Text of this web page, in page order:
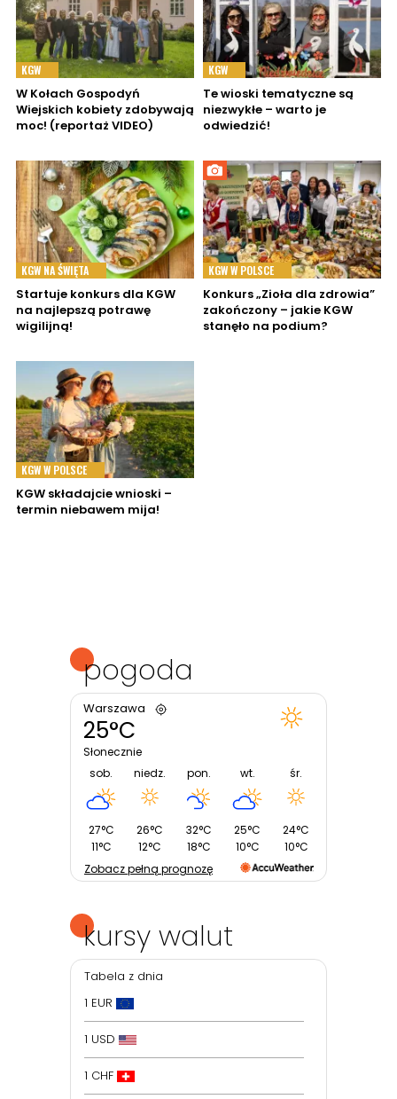
KGW
W Kołach Gospodyń
Wiejskich kobiety zdobywają
moc! (reportaż VIDEO)
KGW
Te wioski tematyczne są
niezwykłe – warto je
odwiedzić!
KGW NA ŚWIĘTA
Startuje konkurs dla KGW
na najlepszą potrawę
wigilijną!
KGW W POLSCE
Konkurs „Zioła dla zdrowia”
zakończony – jakie KGW
stanęło na podium?
KGW W POLSCE
KGW składajcie wnioski –
termin niebawem mija!
pogoda
Warszawa
25°C
Słonecznie
sob.
27°C
11°C
niedz.
26°C
12°C
pon.
32°C
18°C
wt.
25°C
10°C
śr.
24°C
10°C
Zobacz pełną prognozę
kursy walut
Tabela z dnia
1 EUR
1 USD
1 CHF